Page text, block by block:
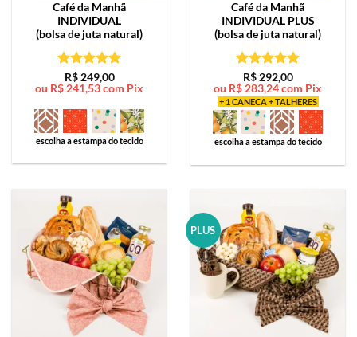
Café da Manhã
INDIVIDUAL
(bolsa de juta natural)
Avaliação5
de 5
R$249,00
ou R$ 241,53com Pix
escolha a estampa do tecido
Café da Manhã
INDIVIDUAL PLUS
(bolsa de juta natural)
Avaliação5
de 5
R$292,00
ou R$ 283,24com Pix
+ 1 CANECA + TALHERES
escolha a estampa do tecido
PLUS